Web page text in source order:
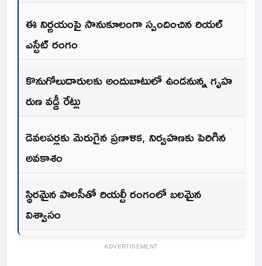
ఈ నిర్ణయంపై సానుకూలంగా స్పందించిన రియల్
ఎస్టేట్ రంగం
కొనుగోలుదారులకు అందుబాటులో ఉండనున్న గృహ
రుణ వడ్డీ రేట్లు
డెవలపర్లకు మెరుగైన ప్రణాళిక, నిర్వహణకు పెరిగిన
అవకాశం
స్థిరమైన పాలసీతో రియల్టీ రంగంలో బలమైన
విశ్వాసం
ADVERTISEMENT